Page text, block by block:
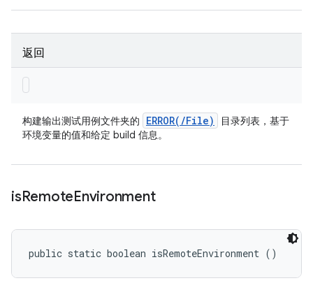
返回
构建输出测试用例文件夹的 ERROR( /File)
目录列表，基于
环境变量的值和给定 build 信息。
isRemoteEnvironment
public static boolean isRemoteEnvironment ()